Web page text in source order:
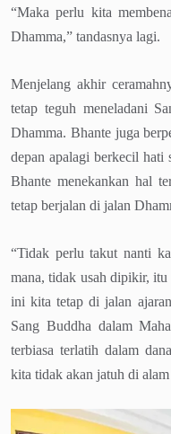
“Maka perlu kita
Dhamma,” tandasnya lagi.
Menjelang akhir
tetap teguh meneladani
Dhamma. Bhante juga
depan apalagi berkecil hati
Bhante menekankan hal
tetap berjalan di jalan
“Tidak perlu takut nanti
mana, tidak usah dipikir,
ini kita tetap di jalan
Sang Buddha dalam
terbiasa terlatih dalam
kita tidak akan jatuh di